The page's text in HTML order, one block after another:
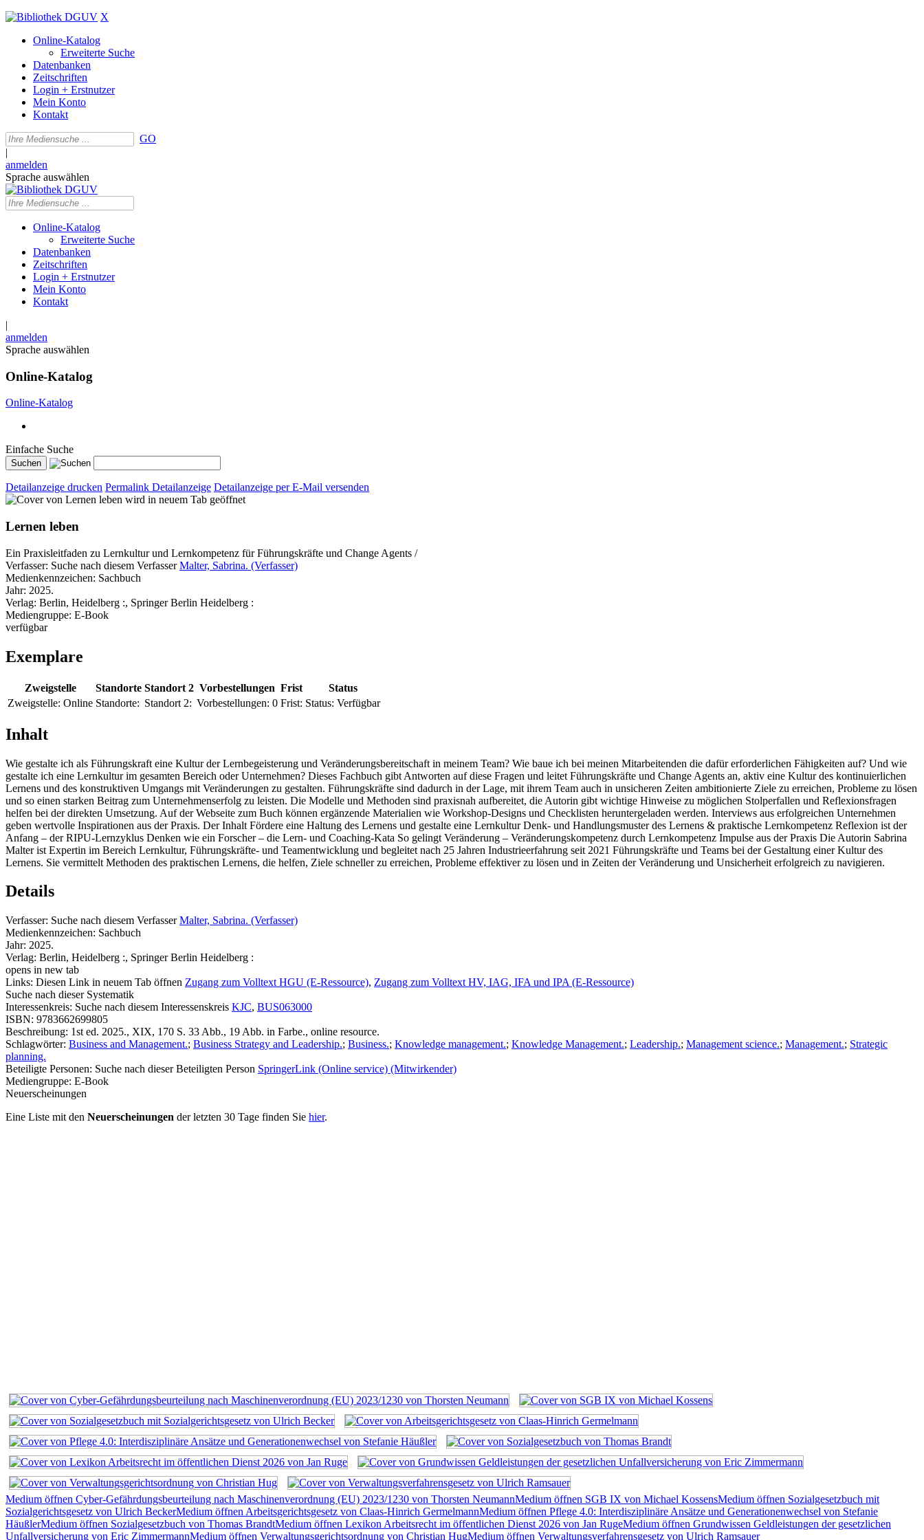
X
Online-Katalog
Erweiterte Suche
Datenbanken
Zeitschriften
Login + Erstnutzer
Mein Konto
Kontakt
GO
|
anmelden
Sprache auswählen
Online-Katalog
Erweiterte Suche
Datenbanken
Zeitschriften
Login + Erstnutzer
Mein Konto
Kontakt
|
anmelden
Sprache auswählen
Online-Katalog
Online-Katalog
Einfache Suche
Detailanzeige drucken Permalink Detailanzeige Detailanzeige per E-Mail versenden
wird in neuem Tab geöffnet
Lernen leben
Ein Praxisleitfaden zu Lernkultur und Lernkompetenz für Führungskräfte und Change Agents /
Verfasser: Suche nach diesem Verfasser Malter, Sabrina. (Verfasser)
Medienkennzeichen: Sachbuch
Jahr: 2025.
Verlag: Berlin, Heidelberg :, Springer Berlin Heidelberg :
Mediengruppe: E-Book
verfügbar
Exemplare
Zweigstelle Standorte Standort 2 Vorbestellungen Frist
Status
Zweigstelle: Online Standorte: Standort 2: Vorbestellungen: 0 Frist: Status: Verfügbar
Inhalt
Wie gestalte ich als Führungskraft eine Kultur der Lernbegeisterung und Veränderungsbereitschaft in meinem Team? Wie baue ich bei meinen Mitarbeitenden die dafür erforderlichen Fähigkeiten auf? Und wie
gestalte ich eine Lernkultur im gesamten Bereich oder Unternehmen? Dieses Fachbuch gibt Antworten auf diese Fragen und leitet Führungskräfte und Change Agents an, aktiv eine Kultur des kontinuierlichen
Lernens und des konstruktiven Umgangs mit Veränderungen zu gestalten. Führungskräfte sind dadurch in der Lage, mit ihrem Team auch in unsicheren Zeiten ambitionierte Ziele zu erreichen, Probleme zu lösen
und so einen starken Beitrag zum Unternehmenserfolg zu leisten. Die Modelle und Methoden sind praxisnah aufbereitet, die Autorin gibt wichtige Hinweise zu möglichen Stolperfallen und Reflexionsfragen
helfen bei der direkten Umsetzung. Auf der Webseite zum Buch können ergänzende Materialien wie Workshop-Designs und Checklisten heruntergeladen werden. Interviews aus erfolgreichen Unternehmen
geben wertvolle Inspirationen aus der Praxis. Der Inhalt Fördere eine Haltung des Lernens und gestalte eine Lernkultur Denk- und Handlungsmuster des Lernens & praktische Lernkompetenz Reflexion ist der
Anfang – der RIPU-Lernzyklus Denken wie ein Forscher – die Lern- und Coaching-Kata So gelingt Veränderung – Veränderungskompetenz durch Lernkompetenz Impulse aus der Praxis Die Autorin Sabrina
Malter ist Expertin im Bereich Lernkultur, Führungskräfte- und Teamentwicklung und begleitet nach 25 Jahren Industrieerfahrung seit 2021 Führungskräfte und Teams bei der Gestaltung einer Kultur des
Lernens. Sie vermittelt Methoden des praktischen Lernens, die helfen, Ziele schneller zu erreichen, Probleme effektiver zu lösen und in Zeiten der Veränderung und Unsicherheit erfolgreich zu navigieren.
Details
Verfasser: Suche nach diesem Verfasser Malter, Sabrina. (Verfasser)
Medienkennzeichen: Sachbuch
Jahr: 2025.
Verlag: Berlin, Heidelberg :, Springer Berlin Heidelberg :
opens in new tab
Links: Diesen Link in neuem Tab öffnen Zugang zum Volltext HGU (E-Ressource), Zugang zum Volltext HV, IAG, IFA und IPA (E-Ressource)
Suche nach dieser Systematik
Interessenkreis: Suche nach diesem Interessenskreis KJC, BUS063000
ISBN: 9783662699805
Beschreibung: 1st ed. 2025., XIX, 170 S. 33 Abb., 19 Abb. in Farbe., online resource.
Schlagwörter: Business and Management.; Business Strategy and Leadership.; Business.; Knowledge management.; Knowledge Management.; Leadership.; Management science.; Management.; Strategic
planning.
Beteiligte Personen: Suche nach dieser Beteiligten Person SpringerLink (Online service) (Mitwirkender)
Mediengruppe: E-Book
Neuerscheinungen
Eine Liste mit den Neuerscheinungen der letzten 30 Tage finden Sie hier.
Medium öffnen Cyber-Gefährdungsbeurteilung nach Maschinenverordnung (EU) 2023/1230 von Thorsten NeumannMedium öffnen SGB IX von Michael KossensMedium öffnen Sozialgesetzbuch mit
Sozialgerichtsgesetz von Ulrich BeckerMedium öffnen Arbeitsgerichtsgesetz von Claas-Hinrich GermelmannMedium öffnen Pflege 4.0: Interdisziplinäre Ansätze und Generationenwechsel von Stefanie
HäußlerMedium öffnen Sozialgesetzbuch von Thomas BrandtMedium öffnen Lexikon Arbeitsrecht im öffentlichen Dienst 2026 von Jan RugeMedium öffnen Grundwissen Geldleistungen der gesetzlichen
Unfallversicherung von Eric ZimmermannMedium öffnen Verwaltungsgerichtsordnung von Christian HugMedium öffnen Verwaltungsverfahrensgesetz von Ulrich Ramsauer